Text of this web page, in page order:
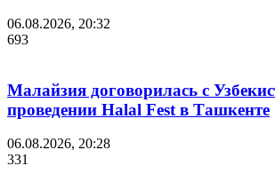
06.08.2026, 20:32
693
Малайзия договорилась с
проведении Halal Fest в Ташкенте
06.08.2026, 20:28
331